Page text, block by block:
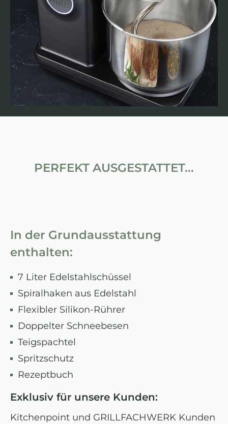
PERFEKT AUSGESTATTET...
In der Grundausstattung
enthalten:
7 Liter Edelstahlschüssel
Spiralhaken aus Edelstahl
Flexibler Silikon-Rührer
Doppelter Schneebesen
Teigspachtel
Spritzschutz
Rezeptbuch
Exklusiv für unsere Kunden:
Kitchenpoint und GRILLFACHWERK Kunden